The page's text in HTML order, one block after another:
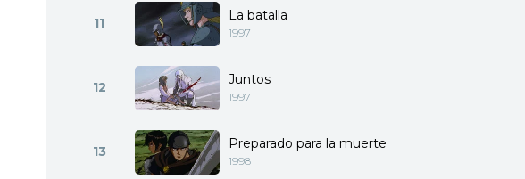
11 La batalla
1997
12 Juntos
1997
13 Preparado para la muerte
1998